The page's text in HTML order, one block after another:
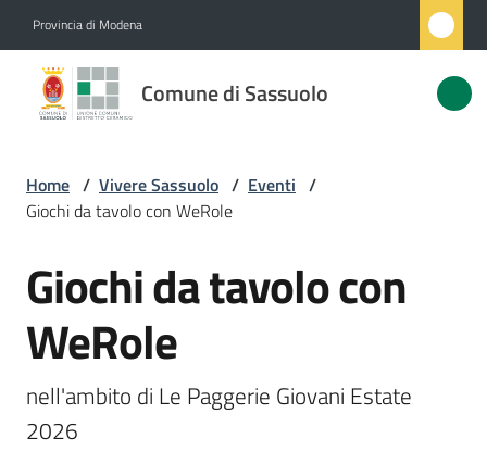
Provincia di Modena
Comune di Sassuolo
Comune
di
Novità
Servizi
Vivere
Sassuolo
Home / Vivere Sassuolo / Eventi /
Giochi da tavolo con WeRole
Salta al contenuto
Giochi da tavolo con
WeRole
nell'ambito di Le Paggerie Giovani Estate
2026